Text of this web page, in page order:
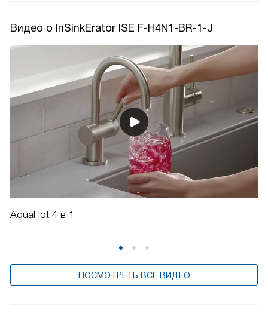
Видео о InSinkErator ISE F-H4N1-BR-1-J
AquaHot 4 в 1
ПОСМОТРЕТЬ ВСЕ ВИДЕО